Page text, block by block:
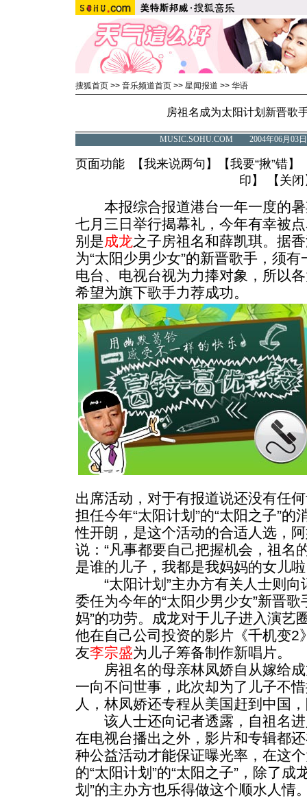
搜狐首页 >> 音乐频道首页 >> 星闻报道 >> 华语
房祖名成为太阳计划新晋歌
MUSIC.SOHU.COM 2004年06月
页面功能 【我来说两句 】【我要“揪”错】
印 】 【 关闭
本报综合报道港台一年一度的暑
七月三日举行揭幕礼，今年有幸被
别是成龙之子房祖名和薛凯琪。据
为“太阳少男少女”的新晋歌手，须
电台、电视台视为力捧对象，所以
希望为旗下歌手力荐成功。
出席活动，对于有报道说还没有任
担任今年“太阳计划”的“太阳之子”
性开朗，是这个活动的合适人选，
说：“凡事都要自己把握机会，祖名
是谁的儿子，我都是我妈妈的女儿啦
“太阳计划”主办方有关人士则向
委任为今年的“太阳少男少女”新晋歌
妈”的功劳。成龙对于儿子进入演艺
他在自己公司投资的影片《千机变2
友李宗盛为儿子筹备制作新唱片。
房祖名的母亲林凤娇自从嫁给成
一向不问世事，此次却为了儿子不
人，林凤娇还专程从美国赶到中国
该人士还向记者透露，自祖名进
在电视台播出之外，影片和专辑都
种公益活动才能保证曝光率，在这
的“太阳计划”的“太阳之子”，除了成
划”的主办方也乐得做这个顺水人情